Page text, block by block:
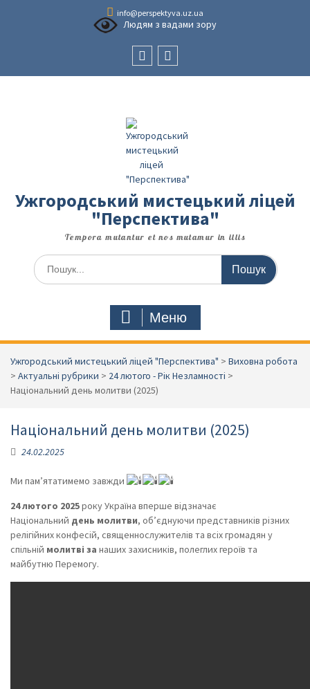
info@perspektyva.uz.ua
Людям з вадами зору
Ужгородський мистецький ліцей
"Перспектива"
Tempora mutantur et nos mutamur in illis
Шукати:
Меню
Ужгородський мистецький ліцей "Перспектива" > Виховна робота
> Актуальні рубрики > 24 лютого - Рік Незламності >
Національний день молитви (2025)
Національний день молитви (2025)
24.02.2025
Ми пам’ятатимемо завжди
24 лютого 2025року Україна вперше відзначає
Національний день молитви, об’єднуючи представників різних
релігійних конфесій, священнослужителів та всіх громадян у
спільній молитві за наших захисників, полеглих героїв та
майбутню Перемогу.